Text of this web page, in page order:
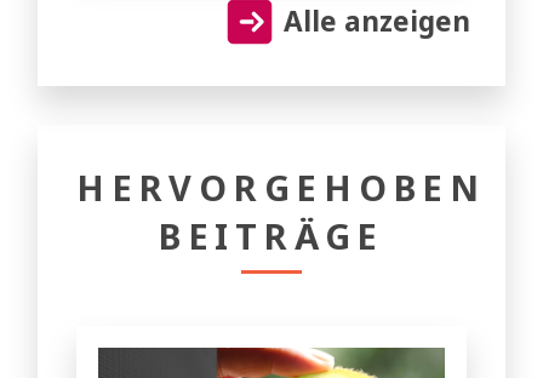
Alle anzeigen
HERVORGEHOBEN
BEITRÄGE